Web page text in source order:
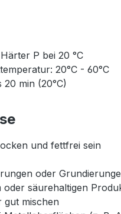
P bei 20 °C
20°C - 60°C
20 min (20°C)
und fettfrei sein
oder
säurehaltigen
gut mischen